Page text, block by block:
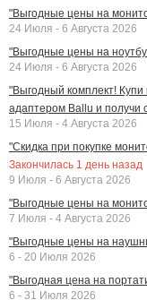
"Выгодные цены на
24 Июля - 6 Августа 2026
"Выгодные цены на
24 Июля - 6 Августа 2026
"Выгодный комплект!
адаптером Ballu и получи
15 Июля - 4 Августа 2026
"Скидка при покупке
Закончилась 1 день назад
9 Июля - 6 Августа 2026
"Выгодные цены на
7 Июля - 4 Августа 2026
"Выгодные цены на
6 - 20 Июля 2026
"Выгодная цена на
6 - 31 Июля 2026